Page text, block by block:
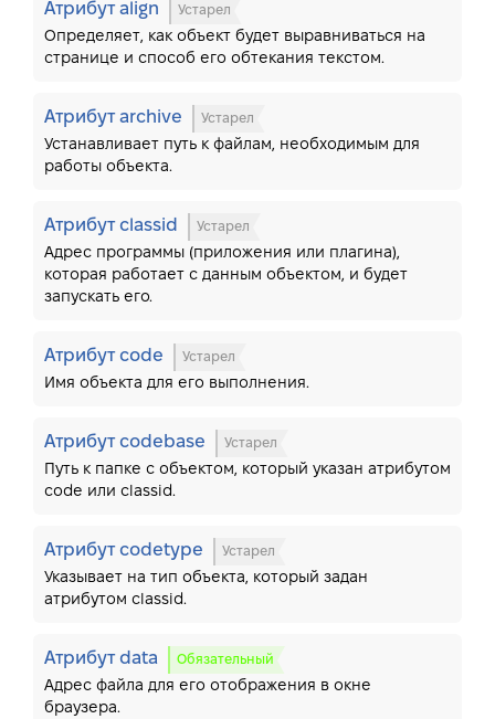
Атрибут align Устарел
Определяет, как объект будет выравниваться на
странице и способ его обтекания текстом.
Атрибут archive Устарел
Устанавливает путь к файлам, необходимым для
работы объекта.
Атрибут classid Устарел
Адрес программы (приложения или плагина),
которая работает с данным объектом, и будет
запускать его.
Атрибут code Устарел
Имя объекта для его выполнения.
Атрибут codebase Устарел
Путь к папке с объектом, который указан атрибутом
code или classid.
Атрибут codetype Устарел
Указывает на тип объекта, который задан
атрибутом classid.
Атрибут data Обязательный
Адрес файла для его отображения в окне
браузера.